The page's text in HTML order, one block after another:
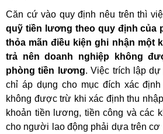
Căn cứ vào quy định nêu trên thì
quỹ tiền lương theo quy định của
thỏa mãn điều kiện ghi nhận một
trả nên doanh nghiệp không
phòng tiền lương. Việc trích lập
chỉ áp dụng cho mục đích xác
không được trừ khi xác định thu
khoản tiền lương, tiền công và các
cho người lao động phải dựa trên